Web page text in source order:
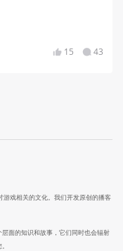
15 43
戏相关的文化。我们开发原创的播客
面的知识和故事，它们同时也会辐射